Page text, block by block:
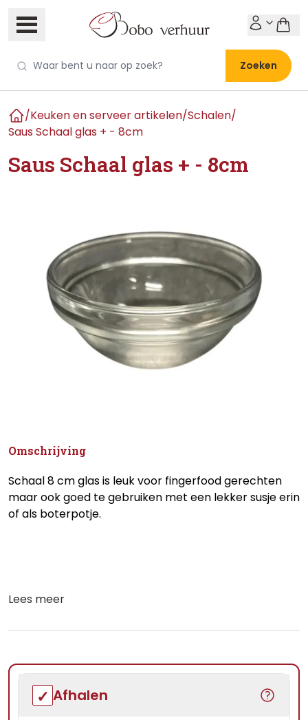
Zoeken
Home
/Keuken en serveer artikelen/Schalen/
Saus Schaal glas + - 8cm
Saus Schaal glas + - 8cm
Omschrijving
Schaal 8 cm glas is leuk voor fingerfood gerechten
maar ook goed te gebruiken met een lekker susje erin
of als boterpotje.
Lees meer
Afhalen